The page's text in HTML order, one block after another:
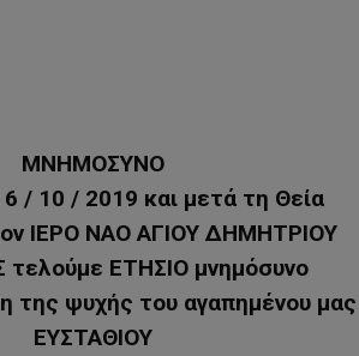
ΜΝΗΜΟΣΥΝΟ
/ 10 / 2019 και μετά τη Θεία
ΙΕΡΟ ΝΑΟ ΑΓΙΟΥ ΔΗΜΗΤΡΙΟΥ
ΕΤΗΣΙΟ μνημόσυνο
της ψυχής του αγαπημένου μας
ΕΥΣΤΑΘΙΟΥ